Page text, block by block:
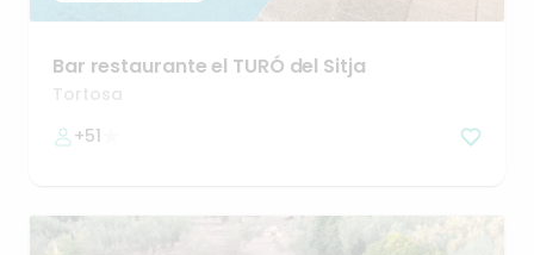
Bar restauranteel TURÓ del Sitja
Tortosa
+51